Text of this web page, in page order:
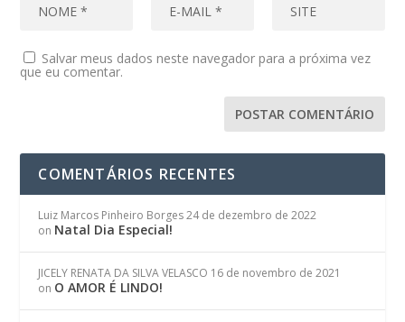
Salvar meus dados neste navegador para a próxima vez
que eu comentar.
COMENTÁRIOS RECENTES
Luiz Marcos Pinheiro Borges 24 de dezembro de 2022
on Natal Dia Especial!
JICELY RENATA DA SILVA VELASCO 16 de novembro de 2021
on O AMOR É LINDO!